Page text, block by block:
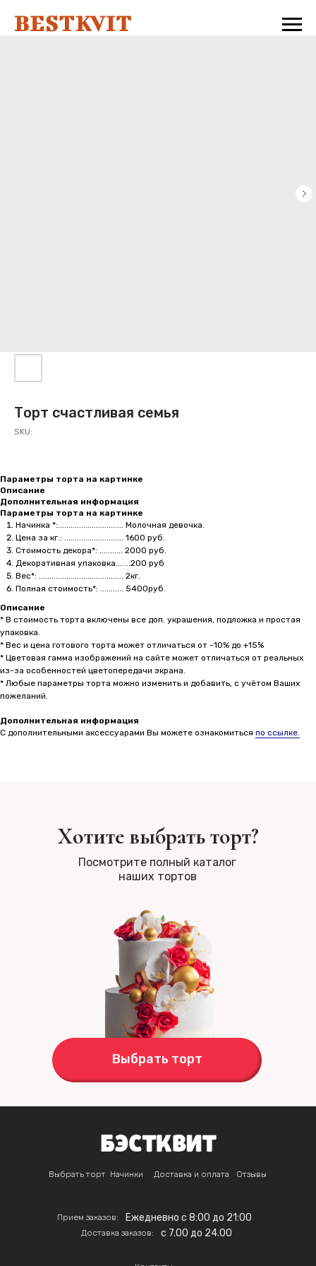
Торт счастливая семья
SKU:
Параметры торта на картинке
Описание
Дополнительная информация
Параметры торта на картинке
Начинка *:............................... Молочная девочка.
Цена за кг.: ............................ 1600 руб.
Стоимость декора*: ........... 2000 руб.
Декоративная упаковка.......200 руб
Вес*: ........................................ 2кг.
Полная стоимость*: ........... 5400руб.
Описание
* В стоимость торта включены все доп. украшения, подложка и простая
упаковка.
* Вес и цена готового торта может отличаться от -10% до +15%
* Цветовая гамма изображений на сайте может отличаться от реальных
из-за особенностей цветопередачи экрана.
* Любые параметры торта можно изменить и добавить, с учётом Ваших
пожеланий.
Дополнительная информация
С дополнительными аксессуарами Вы можете ознакомиться по ссылке.
Хотите выбрать торт?
Посмотрите полный каталог
наших тортов
Выбрать торт
Выбрать торт Начинки Доставка и оплата Отзывы
Прием заказов: Ежедневно с 8:00 до 21:00
Доставка заказов: c 7.00 до 24.00